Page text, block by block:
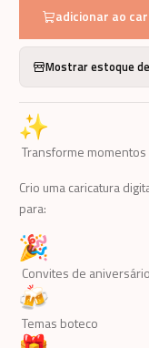
adicionar ao
Mostrar estoque
Transforme
Crio uma caricatura
para:
Convites de aniversário
Temas boteco